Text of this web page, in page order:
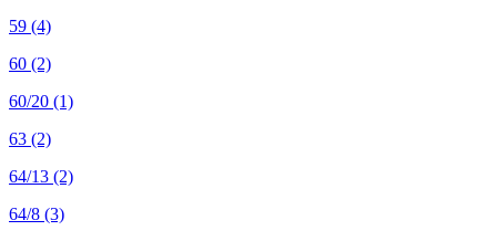
59 (4)
60 (2)
60/20 (1)
63 (2)
64/13 (2)
64/8 (3)